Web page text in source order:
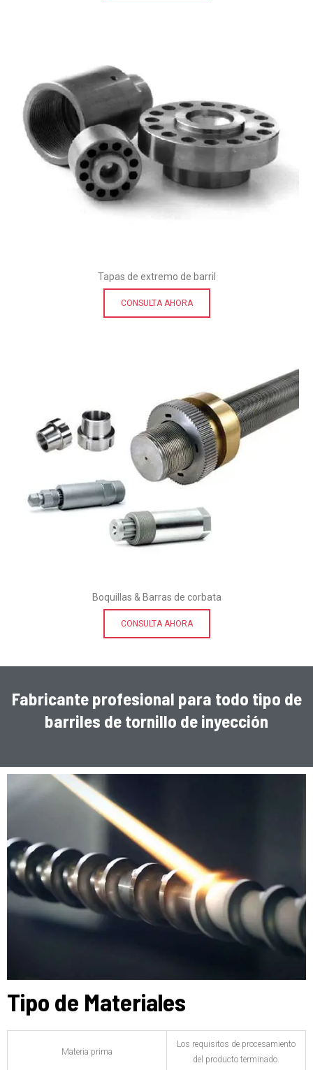
Tapas de extremo de barril
CONSULTA AHORA
Boquillas & Barras de corbata
CONSULTA AHORA
Fabricante profesional para todo tipo de
barriles de tornillo de inyección
Tipo de Materiales
Materia prima
Los requisitos de procesamiento
del producto terminado.